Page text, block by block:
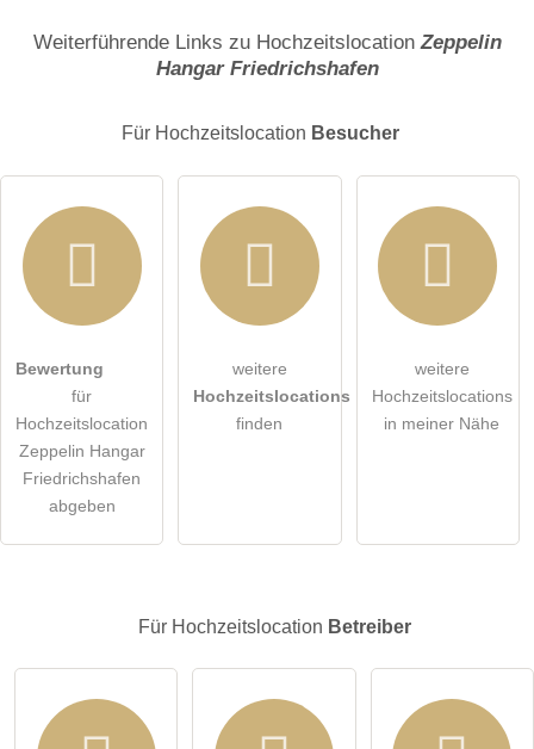
E-Mail-Adresse (wird nicht veröffentlicht)
Die Datenschutzerklärung habe ich zur Kenntnis genommen.
öffentliche Frage stellen
Hinweis:Bitte beachten Sie, öffentliche Fragen sind
Besucher sichtbar
.
Weiterführende Links zu Hochzeitslocation Zeppelin
Hangar Friedrichshafen
Für Hochzeitslocation Besucher
Bewertung
für
Hochzeitslocation
Zeppelin Hangar
Friedrichshafen
abgeben
weitere
Hochzeitslocations
finden
weitere
Hochzeitslocations
in meiner Nähe
Für Hochzeitslocation Betreiber